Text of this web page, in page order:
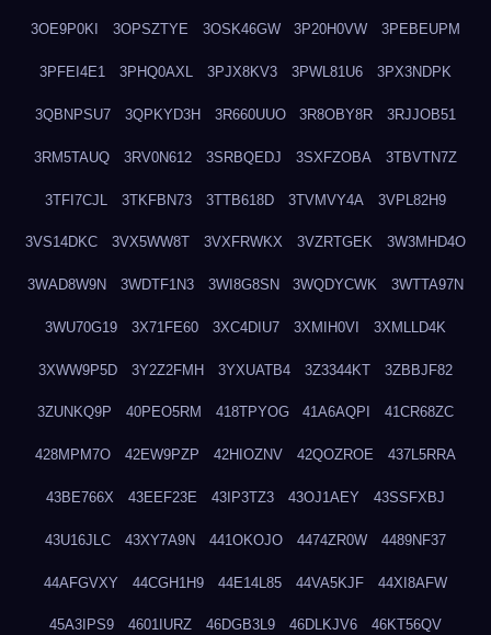
3OE9P0KI 3OPSZTYE 3OSK46GW 3P20H0VW 3PEBEUPM
3PFEI4E1 3PHQ0AXL 3PJX8KV3 3PWL81U6 3PX3NDPK
3QBNPSU7 3QPKYD3H 3R660UUO 3R8OBY8R 3RJJOB51
3RM5TAUQ 3RV0N612 3SRBQEDJ 3SXFZOBA 3TBVTN7Z
3TFI7CJL 3TKFBN73 3TTB618D 3TVMVY4A 3VPL82H9
3VS14DKC 3VX5WW8T 3VXFRWKX 3VZRTGEK 3W3MHD4O
3WAD8W9N 3WDTF1N3 3WI8G8SN 3WQDYCWK 3WTTA97N
3WU70G19 3X71FE60 3XC4DIU7 3XMIH0VI 3XMLLD4K
3XWW9P5D 3Y2Z2FMH 3YXUATB4 3Z3344KT 3ZBBJF82
3ZUNKQ9P 40PEO5RM 418TPYOG 41A6AQPI 41CR68ZC
428MPM7O 42EW9PZP 42HIOZNV 42QOZROE 437L5RRA
43BE766X 43EEF23E 43IP3TZ3 43OJ1AEY 43SSFXBJ
43U16JLC 43XY7A9N 441OKOJO 4474ZR0W 4489NF37
44AFGVXY 44CGH1H9 44E14L85 44VA5KJF 44XI8AFW
45A3IPS9 4601IURZ 46DGB3L9 46DLKJV6 46KT56QV